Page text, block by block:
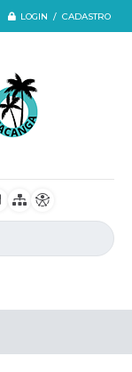
LOGIN / CADASTRO